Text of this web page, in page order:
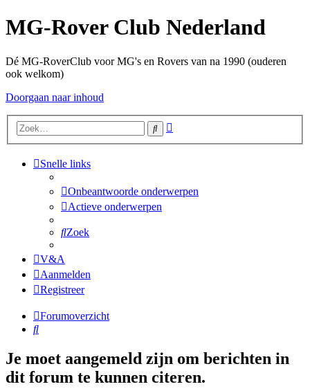
MG-Rover Club Nederland
Dé MG-RoverClub voor MG's en Rovers van na 1990 (ouderen
ook welkom)
Doorgaan naar inhoud
Zoek
Snelle links
Onbeantwoorde onderwerpen
Actieve onderwerpen
Zoek
V&A
Aanmelden
Registreer
Forumoverzicht
Zoek
Je moet aangemeld zijn om berichten in
dit forum te kunnen citeren.